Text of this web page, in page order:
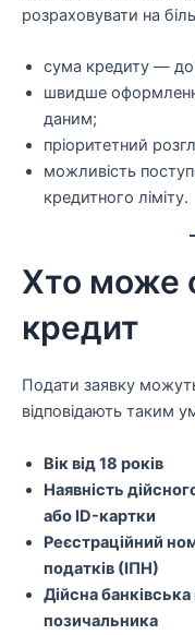
розраховувати на
сума кредиту — до
швидше
даним;
пріоритетний
можливість
кредитного ліміту.
Хто може
кредит
Подати заявку
відповідають таким
Вік від 18 років
Наявність
або ID-картки
Реєстраційний
податків (ІПН)
Дійсна
позичальника